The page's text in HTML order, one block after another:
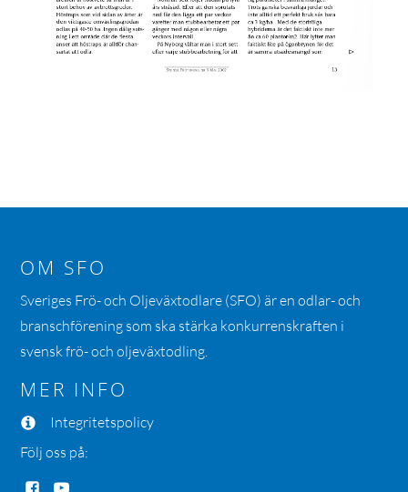
OM SFO
Sveriges Frö- och Oljeväxtodlare (SFO) är en odlar- och
branschförening som ska stärka konkurrenskraften i
svensk frö- och oljeväxtodling.
MER INFO
Integritetspolicy
Följ oss på: